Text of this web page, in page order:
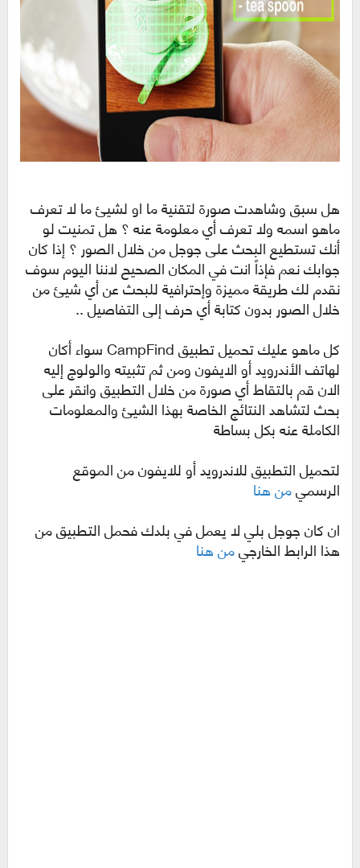
هل سبق وشاهدت صورة لتقنية ما او لشيئ ما لا تعرف
ماهو اسمه ولا تعرف أي معلومة عنه ؟ هل تمنيت لو
أنك تستطيع البحث على جوجل من خلال الصور ؟ إذا كان
جوابك نعم فإذاً انت في المكان الصحيح لاننا اليوم سوف
نقدم لك طريقة مميزة وإحترافية للبحث عن أي شيئ من
خلال الصور بدون كتابة أي حرف إلى التفاصيل ..
كل ماهو عليك تحميل تطبيق CampFind سواء أكان
لهاتف الأندرويد أو الايفون ومن ثم تثبيته والولوج إليه
الان قم بالتقاط أي صورة من خلال التطبيق وانقر على
بحث لتشاهد النتائج الخاصة بهذا الشيئ والمعلومات
الكاملة عنه بكل بساطة
لتحميل التطبيق للاندرويد أو للايفون من الموقع
الرسميمن هنا
ان كان جوجل بلي لا يعمل في بلدك فحمل التطبيق من
هذا الرابط الخارجيمن هنا